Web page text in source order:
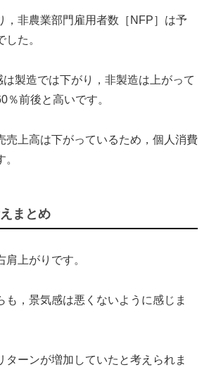
，非農業部門雇用者数［NFP］は予
た。
は製造では下がり，非製造は上がって
％前後と高いです。
売上高は下がっているため，個人消費
まとめ
上がりです。
も，景気感は悪くないように感じま
ターンが増加していたと考えられま